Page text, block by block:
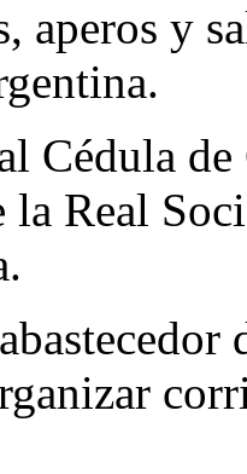
aperos y
Cédula
Real